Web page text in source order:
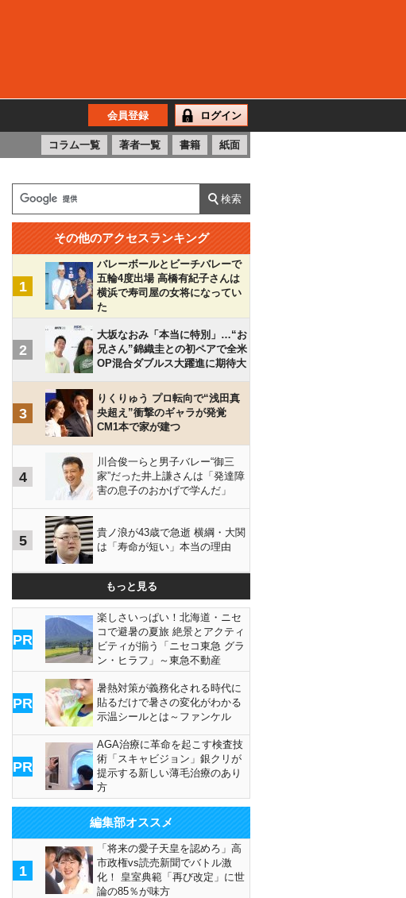
会員登録 ログイン
コラム一覧 著者一覧 書籍 紙面
その他のアクセスランキング
1
バレーボールとビーチバレーで
五輪4度出場 高橋有紀子さんは
横浜で寿司屋の女将になってい
た
2
大坂なおみ「本当に特別」…“お
兄さん”錦織圭との初ペアで全米
OP混合ダブルス大躍進に期待大
3
りくりゅう プロ転向で“浅田真
央超え”衝撃のギャラが発覚
CM1本で家が建つ
4
川合俊一らと男子バレー“御三
家”だった井上謙さんは「発達障
害の息子のおかげで学んだ」
5
貴ノ浪が43歳で急逝 横綱・大関
は「寿命が短い」本当の理由
もっと見る
PR
楽しさいっぱい！北海道・ニセ
コで避暑の夏旅 絶景とアクティ
ビティが揃う「ニセコ東急 グラ
ン・ヒラフ」～東急不動産
PR
暑熱対策が義務化される時代に
貼るだけで暑さの変化がわかる
示温シールとは～ファンケル
PR
AGA治療に革命を起こす検査技
術「スキャビジョン」銀クリが
提示する新しい薄毛治療のあり
方
編集部オススメ
1
「将来の愛子天皇を認めろ」高
市政権vs読売新聞でバトル激
化！ 皇室典範「再び改定」に世
論の85％が味方